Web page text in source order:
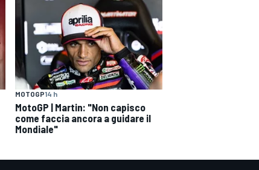
MOTOGP14 h
MotoGP | Martin: "Non capisco
come faccia ancora a guidare il
Mondiale"